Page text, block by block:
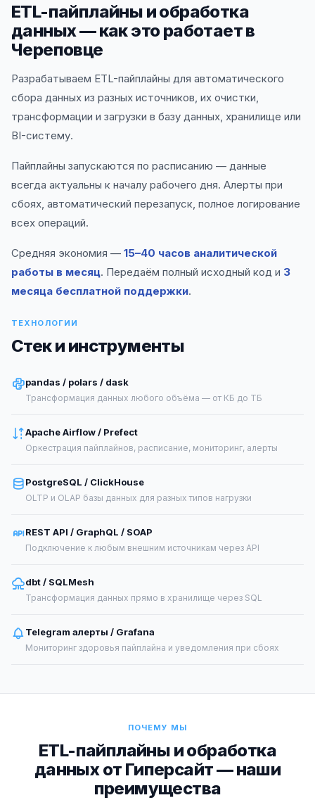
ETL-пайплайны и обработка
данных — как это работает в
Череповце
Разрабатываем ETL-пайплайны для автоматического
сбора данных из разных источников, их очистки,
трансформации и загрузки в базу данных, хранилище или
BI-систему.
Пайплайны запускаются по расписанию — данные
всегда актуальны к началу рабочего дня. Алерты при
сбоях, автоматический перезапуск, полное логирование
всех операций.
Средняя экономия — 15–40 часов аналитической
работы в месяц. Передаём полный исходный код и 3
месяца бесплатной поддержки.
ТЕХНОЛОГИИ
Стек и инструменты
pandas / polars / dask
Трансформация данных любого объёма — от КБ до ТБ
Apache Airflow / Prefect
Оркестрация пайплайнов, расписание, мониторинг, алерты
PostgreSQL / ClickHouse
OLTP и OLAP базы данных для разных типов нагрузки
REST API / GraphQL / SOAP
Подключение к любым внешним источникам через API
dbt / SQLMesh
Трансформация данных прямо в хранилище через SQL
Telegram алерты / Grafana
Мониторинг здоровья пайплайна и уведомления при сбоях
ПОЧЕМУ МЫ
ETL-пайплайны и обработка
данных от Гиперсайт — наши
преимущества